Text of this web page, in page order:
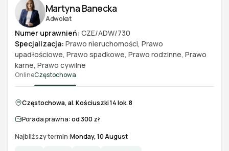
Adwokat
Martyna Banecka
Numer uprawnień: CZE/ADW/730
Specjalizacja: Prawo nieruchomości, Prawo
upadłościowe, Prawo spadkowe, Prawo rodzinne, Prawo
karne, Prawo cywilne
OnlineCzęstochowa
Częstochowa, al. Kościuszki 14 lok. 8
Porada prawna:od 300 zł
Najbliższy termin:Monday, 10 August